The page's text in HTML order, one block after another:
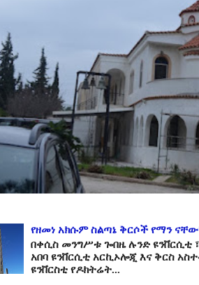
የዘመነ አክሱም ስልጣኔ ቅርሶች የማን
በቀሲስ መንግሥቱ ጐበዜ ሉንድ ዩንቨርሲቲ
አበባ ዩንቨርሲቲ አርኪኦሎጂ እና ቅርስ
ዩንቨርስቲ የዶክትሬት...